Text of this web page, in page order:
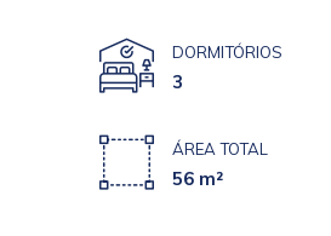
DORMITÓRIOS
3
ÁREA TOTAL
56 m²